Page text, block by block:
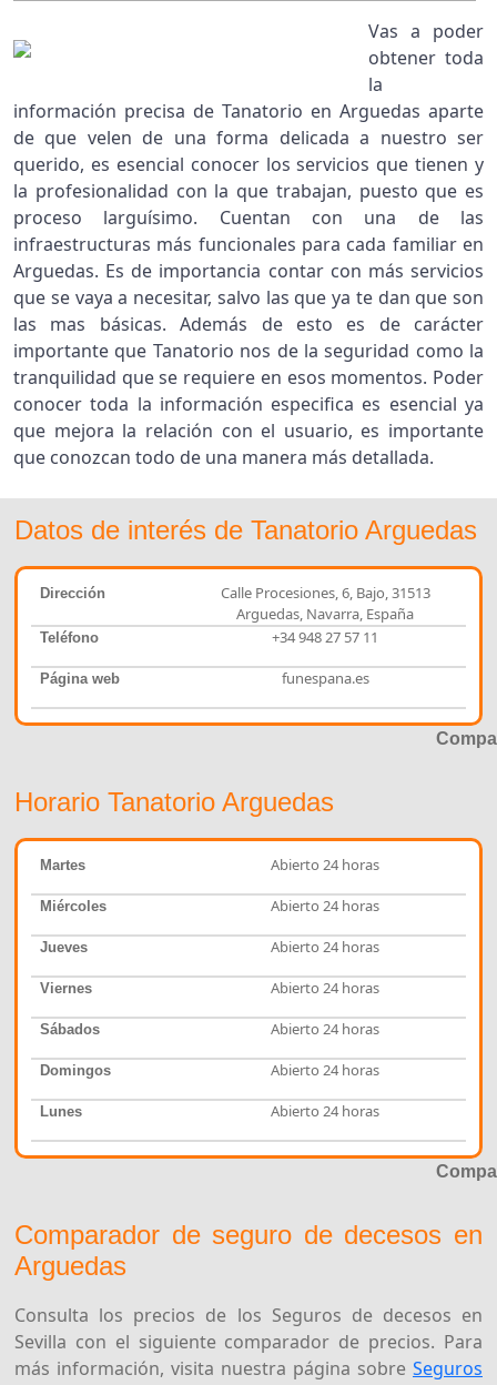
Vas a poder
obtener toda
la
información precisa de Tanatorio en Arguedas aparte
de que velen de una forma delicada a nuestro ser
querido, es esencial conocer los servicios que tienen y
la profesionalidad con la que trabajan, puesto que es
proceso larguísimo. Cuentan con una de las
infraestructuras más funcionales para cada familiar en
Arguedas. Es de importancia contar con más servicios
que se vaya a necesitar, salvo las que ya te dan que son
las mas básicas. Además de esto es de carácter
importante que Tanatorio nos de la seguridad como la
tranquilidad que se requiere en esos momentos. Poder
conocer toda la información especifica es esencial ya
que mejora la relación con el usuario, es importante
que conozcan todo de una manera más detallada.
Datos de interés de Tanatorio Arguedas
Dirección
Calle Procesiones, 6, Bajo, 31513
Arguedas, Navarra, España
Teléfono +34 948 27 57 11
Página web funespana.es
Horario Tanatorio Arguedas
Martes Abierto 24 horas
Miércoles Abierto 24 horas
Jueves Abierto 24 horas
Viernes Abierto 24 horas
Sábados Abierto 24 horas
Domingos Abierto 24 horas
Lunes Abierto 24 horas
Comparador de seguro de decesos en
Arguedas
Consulta los precios de los Seguros de decesos en
Sevilla con el siguiente comparador de precios. Para
más información, visita nuestra página sobre Seguros